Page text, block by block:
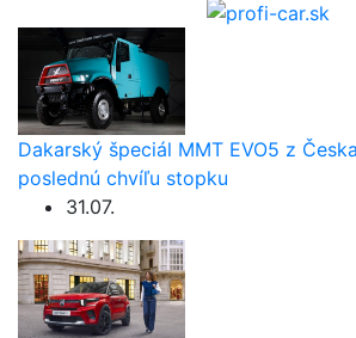
Dakarský špeciál MMT EVO5 z
poslednú chvíľu stopku
31.07.